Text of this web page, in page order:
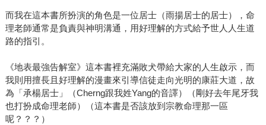
而我在這本書所扮演的角色是一位居士（雨揚居士的居士），命
理老師通常是負責與神明溝通，用好理解的方式給予世人人生道
路的指引。
《地表最強告解室》這本書裡充滿敗犬帶給大家的人生啟示，而
我則用擅長且好理解的漫畫來引導信徒走向光明的康莊大道，故
為「承楊居士」（Cherng跟我姓Yang的音譯）（剛好去年尾牙我
也打扮成命理老師）（這本書是否該放到宗教命理那一區
呢？？？）